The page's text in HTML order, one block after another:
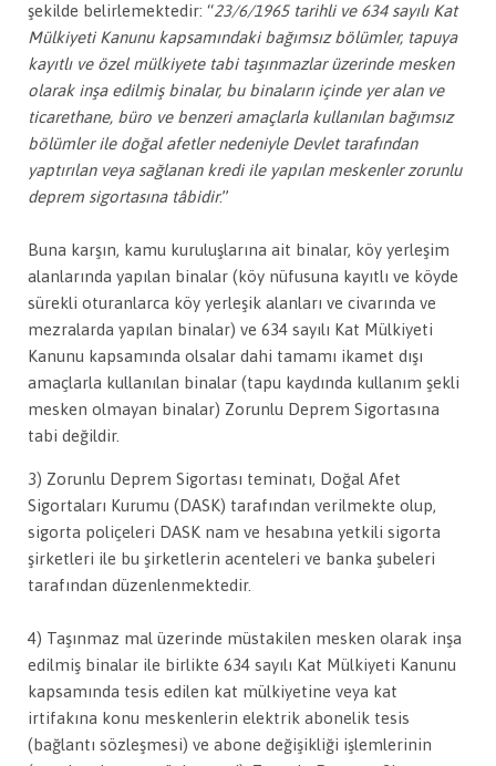
şekilde belirlemektedir: “23/6/1965 tarihli ve 634 sayılı Kat
Mülkiyeti Kanunu kapsamındaki bağımsız bölümler, tapuya
kayıtlı ve özel mülkiyete tabi taşınmazlar üzerinde mesken
olarak inşa edilmiş binalar, bu binaların içinde yer alan ve
ticarethane, büro ve benzeri amaçlarla kullanılan bağımsız
bölümler ile doğal afetler nedeniyle Devlet tarafından
yaptırılan veya sağlanan kredi ile yapılan meskenler zorunlu
deprem sigortasına tâbidir.”
Buna karşın, kamu kuruluşlarına ait binalar, köy yerleşim
alanlarında yapılan binalar (köy nüfusuna kayıtlı ve köyde
sürekli oturanlarca köy yerleşik alanları ve civarında ve
mezralarda yapılan binalar) ve 634 sayılı Kat Mülkiyeti
Kanunu kapsamında olsalar dahi tamamı ikamet dışı
amaçlarla kullanılan binalar (tapu kaydında kullanım şekli
mesken olmayan binalar) Zorunlu Deprem Sigortasına
tabi değildir.
3) Zorunlu Deprem Sigortası teminatı, Doğal Afet
Sigortaları Kurumu (DASK) tarafından verilmekte olup,
sigorta poliçeleri DASK nam ve hesabına yetkili sigorta
şirketleri ile bu şirketlerin acenteleri ve banka şubeleri
tarafından düzenlenmektedir.
4) Taşınmaz mal üzerinde müstakilen mesken olarak inşa
edilmiş binalar ile birlikte 634 sayılı Kat Mülkiyeti Kanunu
kapsamında tesis edilen kat mülkiyetine veya kat
irtifakına konu meskenlerin elektrik abonelik tesis
(bağlantı sözleşmesi) ve abone değişikliği işlemlerinin